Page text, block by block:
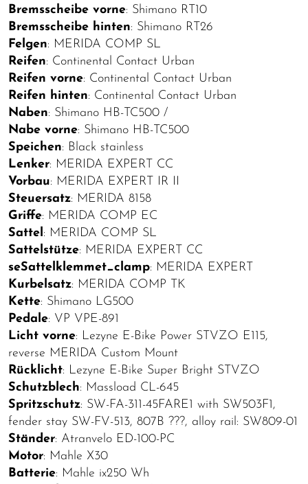
Bremsscheibe vorne: Shimano RT10
Bremsscheibe hinten: Shimano RT26
Felgen: MERIDA COMP SL
Reifen: Continental Contact Urban
Reifen vorne: Continental Contact Urban
Reifen hinten: Continental Contact Urban
Naben: Shimano HB-TC500 /
Nabe vorne: Shimano HB-TC500
Speichen: Black stainless
Lenker: MERIDA EXPERT CC
Vorbau: MERIDA EXPERT IR II
Steuersatz: MERIDA 8158
Griffe: MERIDA COMP EC
Sattel : MERIDA COMP SL
Sattelstütze: MERIDA EXPERT CC
seSattelklemmet_clamp: MERIDA EXPERT
Kurbelsatz: MERIDA COMP TK
Kette: Shimano LG500
Pedale: VP VPE-891
Licht vorne: Lezyne E-Bike Power STVZO E115,
reverse MERIDA Custom Mount
Rücklicht: Lezyne E-Bike Super Bright STVZO
Schutzblech: Massload CL-645
Spritzschutz: SW-FA-311-45FARE1 with SW503F1,
fender stay SW-FV-513, 807B ???, alloy rail: SW809-01
Ständer: Atranvelo ED-100-PC
Motor: Mahle X30
Batterie: Mahle ix250 Wh